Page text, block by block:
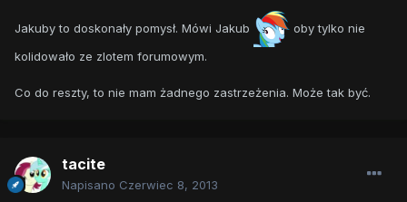
Jakuby to doskonały pomysł. Mówi Jakub
oby tylko nie
kolidowało ze zlotem forumowym.
Co do reszty, to nie mam żadnego zastrzeżenia. Może tak być.
tacite
Napisano Czerwiec 8, 2013